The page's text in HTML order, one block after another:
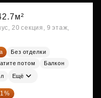
20 секция, 9 этаж,
Без отделки
потом
Балкон
Ещё